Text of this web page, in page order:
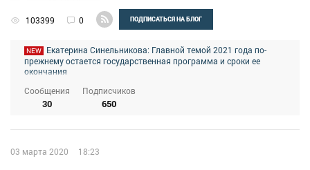
103399 0 ПОДПИСАТЬСЯ НА БЛОГ
Сообщения
30
Подписчиков
650
NEW
Екатерина Синельникова: Главной темой 2021 года по-
прежнему остается государственная программа и сроки ее
окончания
03 марта 2020 18:23